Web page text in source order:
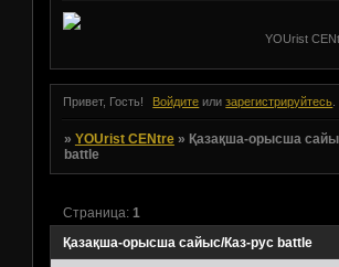
YOUrist
Привет, Гость! Войдите илизарегистрируйтесь
» YOUrist CENtre » Қазақша-орысша
battle
Қазақша-орысша сайыс/Каз-рус battle
Страница: 1